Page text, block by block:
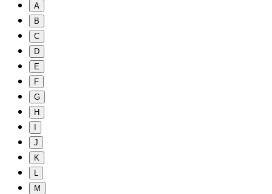
A
B
C
D
E
F
G
H
I
J
K
L
M